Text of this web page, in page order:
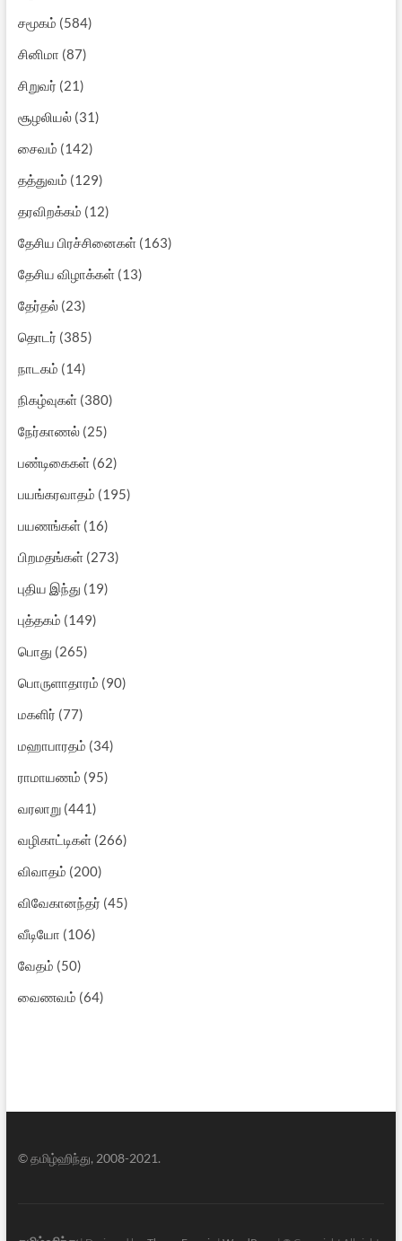
சமூகம் (584)
சினிமா (87)
சிறுவர் (21)
சூழலியல்(31)
சைவம் (142)
தத்துவம் (129)
தரவிறக்கம் (12)
தேசிய பிரச்சினைகள்(163)
தேசிய விழாக்கள்(13)
தேர்தல்(23)
தொடர் (385)
நாடகம் (14)
நிகழ்வுகள்(380)
நேர்காணல்(25)
பண்டிகைகள்(62)
பயங்கரவாதம் (195)
பயணங்கள்(16)
பிறமதங்கள்(273)
புதிய இந்து (19)
புத்தகம் (149)
பொது (265)
பொருளாதாரம் (90)
மகளிர் (77)
மஹாபாரதம் (34)
ராமாயணம் (95)
வரலாறு(441)
வழிகாட்டிகள்(266)
விவாதம் (200)
விவேகானந்தர் (45)
வீடியோ (106)
வேதம் (50)
வைணவம் (64)
© தமிழ்ஹிந்து, 2008-2021.